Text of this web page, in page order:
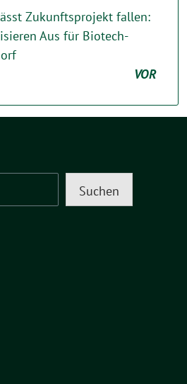
Zukunftsprojekt fallen:
Aus für Biotech-
VOR
Suchen